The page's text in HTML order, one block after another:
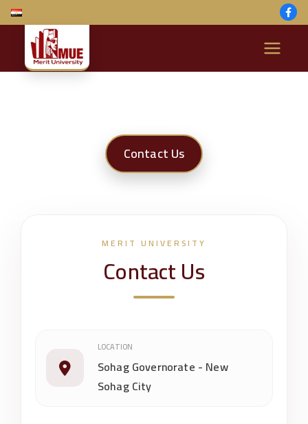
M
ni
rs
it
Contact Us
MERIT UNIVERSITY
Contact Us
LOCATION
Sohag Governorate - New
Sohag City